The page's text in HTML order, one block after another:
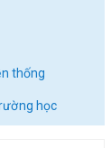
thống
học